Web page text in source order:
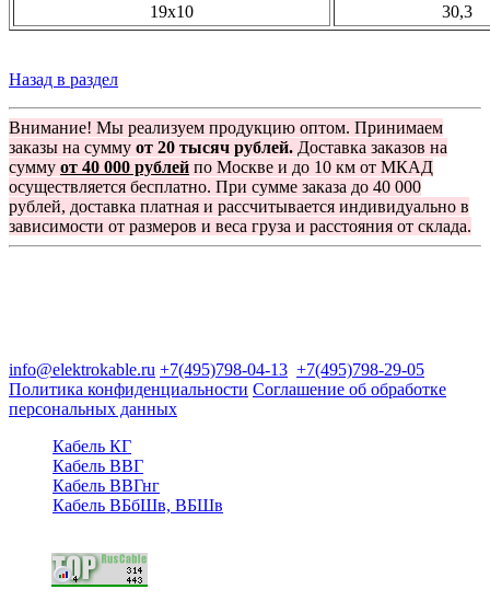
19х10
30,3
Назад в раздел
Внимание! Мы реализуем продукцию оптом. Принимаем
заказы на сумму от 20 тысяч рублей. Доставка заказов на
сумму от 40 000 рублей по Москве и до 10 км от МКАД
осуществляется бесплатно. При сумме заказа до 40 000
рублей, доставка платная и рассчитывается индивидуально в
зависимости от размеров и веса груза и расстояния от склада.
info@elektrokable.ru +7(495)798-04-13 +7(495)798-29-05
Политика конфиденциальности Соглашение об обработке
персональных данных
Кабель КГ
Кабель ВВГ
Кабель ВВГнг
Кабель ВБбШв, ВБШв